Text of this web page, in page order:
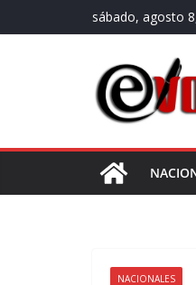
al
sábado, agosto
NACIONALES